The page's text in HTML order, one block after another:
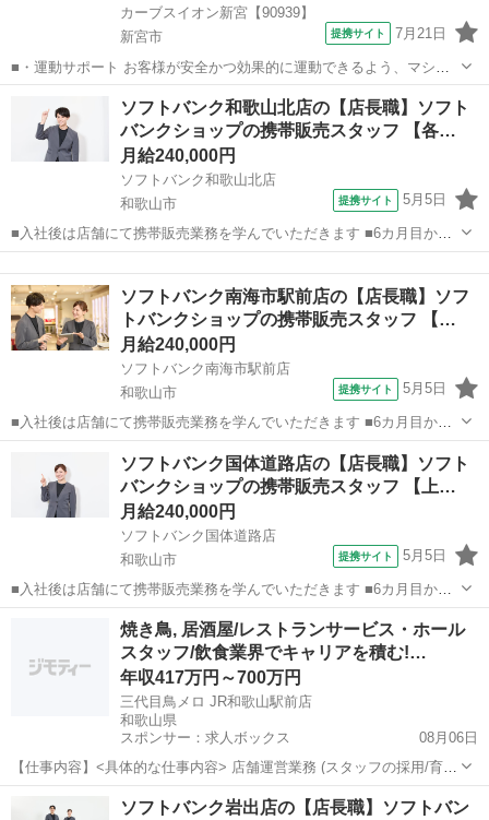
カーブスイオン新宮【90939】
新宮市
提携サイト 7月21日
■・運動サポート お客様が安全かつ効果的に運動できるよう、マシン
の使い方をアドバイスします。運動が初めての方や苦手な方がほとん
どなので、難しい指導はありません。「今日はこの動きを意識しまし
ょう！」といったお声がけをしながら、...
その他
ソフトバンク和歌山北店の【店長職】ソフト
バンクショップの携帯販売スタッフ 【各…
月給240,000円
ソフトバンク和歌山北店
和歌山市
提携サイト 5月5日
■入社後は店舗にて携帯販売業務を学んでいただきます ■6カ月目から
は副店長として店長の補佐として店舗運営を学んでいただきます ■1年
目からは店長として1店舗をお任せし店舗運営をお願いします ※能力
に応じて期間は異なります...ソフトバンク南海市駅前店の【店長職】ソフ
トバンクショップの携帯販売スタッフ 【…
月給240,000円
ソフトバンク南海市駅前店
和歌山市
提携サイト 5月5日
■入社後は店舗にて携帯販売業務を学んでいただきます ■6カ月目から
は副店長として店長の補佐として店舗運営を学んでいただきます ■1年
目からは店長として1店舗をお任せし店舗運営をお願いします ※能力
に応じて期間は異なります...
その他
ソフトバンク国体道路店の【店長職】ソフト
バンクショップの携帯販売スタッフ 【上…
月給240,000円
ソフトバンク国体道路店
和歌山市
提携サイト 5月5日
■入社後は店舗にて携帯販売業務を学んでいただきます ■6カ月目から
は副店長として店長の補佐として店舗運営を学んでいただきます ■1年
目からは店長として1店舗をお任せし店舗運営をお願いします ※能力
に応じて期間は異なります...
和歌山市 その他
焼き鳥, 居酒屋/レストランサービス・ホール
スタッフ/飲食業界でキャリアを積む!…
年収417万円～700万円
三代目鳥メロ JR和歌山駅前店
和歌山県
スポンサー：求人ボックス
08月06日
【仕事内容】<具体的な仕事内容> 店舗運営業務 (スタッフの採用/育
成、シフト作成、売上/在庫管理、食材の発注など) ホール・キッチン
業務 (お客さま対応、ご案内、オーダー受付、料理、ドリンクの提供、
ソフトバンク岩出店の【店長職】ソフトバン